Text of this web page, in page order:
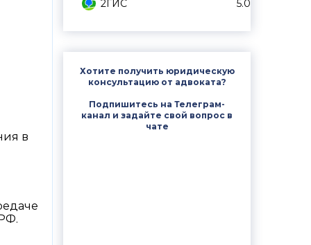
2ГИС 5.0
Хотите получить юридическую
консультацию от адвоката?
Подпишитесь на Телеграм-
канал и задайте свой вопрос в
чате
в